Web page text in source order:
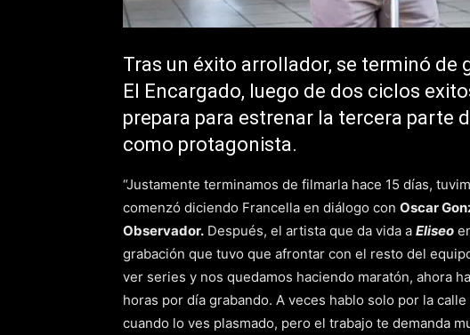
Tras un éxito arrollador, se terminó de
El Encargado, luego de dos ciclos
prepara para estrenar la tercera parte
como protagonista.
“Justamente terminamos de filmarla hace 15 días,
comenzó diciendo Francella en diálogo con Oscar
Observador. Después, el artista que da vida a Eliseo
grabación que tuvo que afrontar con el resto del
ver series y nos quedamos haciendo maratón, ahora
horas por día grabando. A veces hablo solo por la
cuando lo ves plasmado, pero el trabajo te demanda